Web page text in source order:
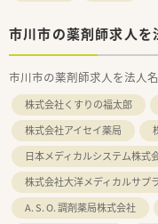
市川市の薬剤師求人を
市川市の薬剤師求人を法人
株式会社くすりの福太郎
株式会社アイセイ薬局
日本メディカルシステム株式
株式会社大洋メディカルサプ
A. S. O. 調剤薬局株式会社